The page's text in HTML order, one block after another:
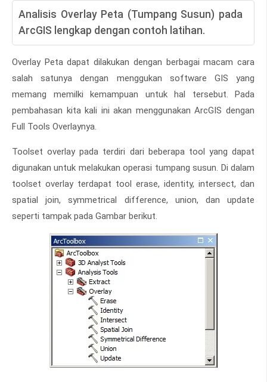
Analisis Overlay Peta (Tumpang Susun) pada
ArcGIS lengkap dengan contoh latihan.
Overlay Peta dapat dilakukan dengan berbagai macam cara
salah satunya dengan menggukan software GIS yang
memang memilki kemampuan untuk hal tersebut. Pada
pembahasan kita kali ini akan menggunakan ArcGIS dengan
Full Tools Overlaynya.
Toolset overlay pada terdiri dari beberapa tool yang dapat
digunakan untuk melakukan operasi tumpang susun. Di dalam
toolset overlay terdapat tool erase, identity, intersect, dan
spatial join, symmetrical difference, union, dan update
seperti tampak pada Gambar berikut.